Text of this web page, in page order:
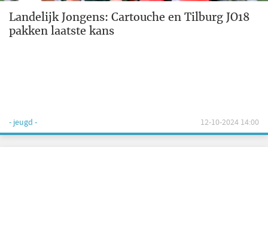
Landelijk Jongens: Cartouche en Tilburg JO18
pakken laatste kans
- jeugd - 12-10-2024 14:00